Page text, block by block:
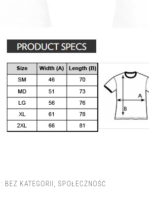
BEZ KATEGORII SPOŁECZNOŚĆ